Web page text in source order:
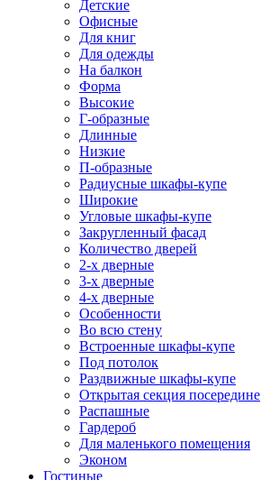
Детские
Офисные
Для книг
Для одежды
На балкон
Форма
Высокие
Г-образные
Длинные
Низкие
П-образные
Радиусные шкафы-купе
Широкие
Угловые шкафы-купе
Закругленный фасад
Количество дверей
2-х дверные
3-х дверные
4-х дверные
Особенности
Во всю стену
Встроенные шкафы-купе
Под потолок
Раздвижные шкафы-купе
Открытая секция посередине
Распашные
Гардероб
Для маленького помещения
Эконом
Гостиные